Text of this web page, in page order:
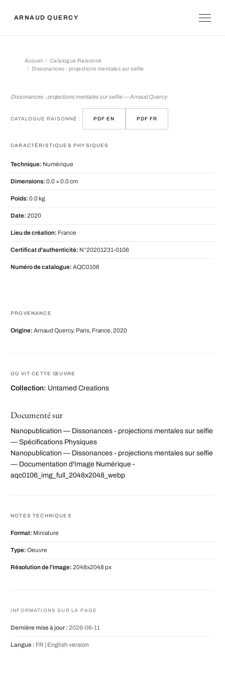
ARNAUD QUERCY
Accueil
Catalogue Raisonné
Dissonances - projections mentales sur selfie
Dissonances - projections mentales sur selfie — Arnaud Quercy
CATALOGUE RAISONNÉ : PDF EN PDF FR
CARACTÉRISTIQUES PHYSIQUES
Technique: Numérique
Dimensions: 0.0 × 0.0 cm
Poids: 0.0 kg
Date: 2020
Lieu de création: France
Certificat d'authenticité: N°20201231-0106
Numéro de catalogue: AQC0106
PROVENANCE
Origine: Arnaud Quercy, Paris, France, 2020
OÙ VIT CETTE ŒUVRE
Collection: Untamed Creations
Documenté sur
Nanopublication — Dissonances - projections mentales sur selfie
— Spécifications Physiques
Nanopublication — Dissonances - projections mentales sur selfie
— Documentation d'Image Numérique -
aqc0106_img_full_2048x2048_webp
NOTES TECHNIQUES
Format: Miniature
Type: Oeuvre
Résolution de l'image: 2048x2048 px
INFORMATIONS SUR LA PAGE
Dernière mise à jour : 2026-06-11
Langue : FR | English version